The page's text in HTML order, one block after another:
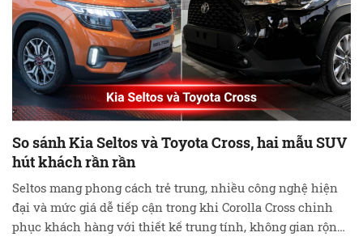
So sánh Kia Seltos và Toyota Cross, hai mẫu SUV
hút khách rần rần
Seltos mang phong cách trẻ trung, nhiều công nghệ hiện
đại và mức giá dễ tiếp cận trong khi Corolla Cross chinh
phục khách hàng với thiết kế trung tính, không gian rộng